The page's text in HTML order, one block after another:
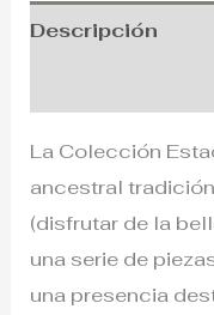
Descripción
La Colección
ancestral
(disfrutar de la
una serie de
una presencia